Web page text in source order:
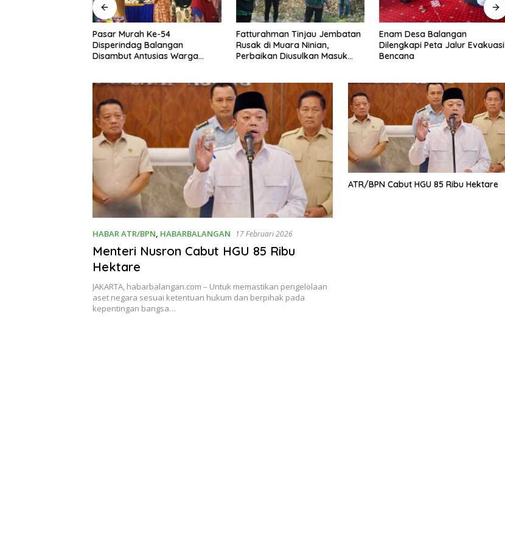
Pasar Murah Ke-54
Disperindag Balangan
Disambut Antusias Warga
Fatturahman Tinjau Jembatan
Rusak di Muara Ninian,
Perbaikan Diusulkan Masuk
Enam Desa Balangan
Dilengkapi Peta Jalur Evakuasi
Bencana
HABAR ATR/BPN, HABARBALANGAN 17 Februari 2026
Menteri Nusron Cabut HGU 85 Ribu
Hektare
JAKARTA, habarbalangan.com – Untuk memastikan pengelolaan
aset negara sesuai ketentuan hukum dan berpihak pada
kepentingan bangsa…
ATR/BPN Cabut HGU 85 Ribu Hektare